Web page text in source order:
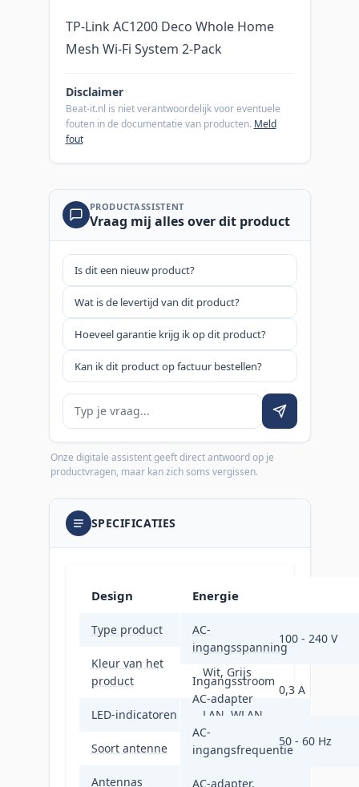
TP-Link AC1200 Deco Whole Home
Mesh Wi-Fi System 2-Pack
Disclaimer
Beat-it.nl is niet verantwoordelijk voor eventuele
fouten in de documentatie van producten. Meld
fout
PRODUCTASSISTENT
Vraag mij alles over dit product
Is dit een nieuw product?
Wat is de levertijd van dit product?
Hoeveel garantie krijg ik op dit product?
Kan ik dit product op factuur bestellen?
Je vraag
Onze digitale assistent geeft direct antwoord op je
productvragen, maar kan zich soms vergissen.
SPECIFICATIES
Design
Type product Mesh-systeem
Kleur van het
product
Wit, Grijs
LED-indicatoren LAN, WLAN
Soort antenne Intern
Antennas
Energie
AC-
ingangsspanning
100 - 240 V
Ingangsstroom
AC-adapter
0,3 A
AC-
ingangsfrequentie
50 - 60 Hz
AC-adapter,